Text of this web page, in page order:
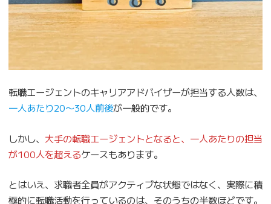
転職エージェントのキャリアアドバイザーが担当する人数は、
一人あたり20〜30人前後が一般的です。
しかし、 大手の転職エージェントとなると、一人あたりの担当
が100人を超えるケースもあります。
とはいえ、求職者全員がアクティブな状態ではなく、実際に積
極的に転職活動を行っているのは、そのうちの半数ほどです。